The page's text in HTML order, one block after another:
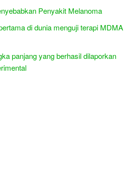
Penyakit Melanoma
di dunia menguji terapi MDMA
panjang yang berhasil dilaporkan